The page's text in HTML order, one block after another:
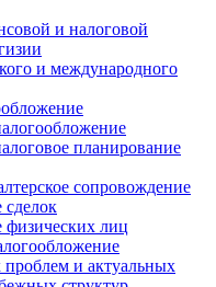
и налоговой
и международного
планирование
сопровождение
лиц
и актуальных